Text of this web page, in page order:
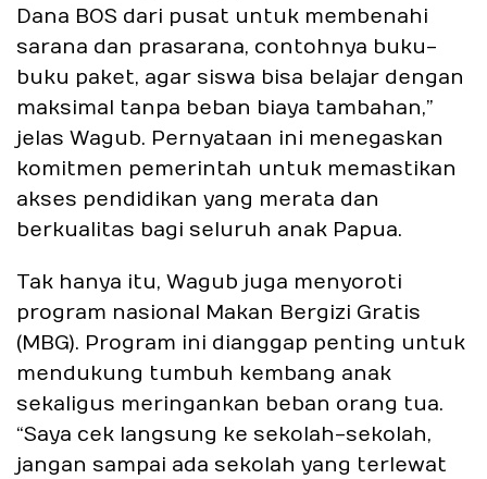
Dana BOS dari pusat untuk membenahi
sarana dan prasarana, contohnya buku-
buku paket, agar siswa bisa belajar dengan
maksimal tanpa beban biaya tambahan,”
jelas Wagub. Pernyataan ini menegaskan
komitmen pemerintah untuk memastikan
akses pendidikan yang merata dan
berkualitas bagi seluruh anak Papua.
Tak hanya itu, Wagub juga menyoroti
program nasional Makan Bergizi Gratis
(MBG). Program ini dianggap penting untuk
mendukung tumbuh kembang anak
sekaligus meringankan beban orang tua.
“Saya cek langsung ke sekolah-sekolah,
jangan sampai ada sekolah yang terlewat